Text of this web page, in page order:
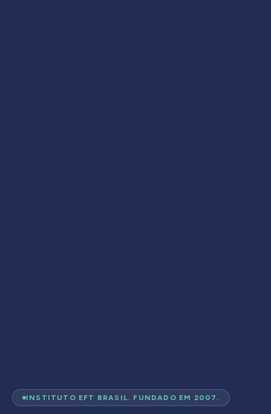
INSTITUTO EFT BRASIL. FUNDADO EM 2007.